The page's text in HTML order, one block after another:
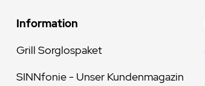
Information
Grill Sorglospaket
SINNfonie - Unser Kundenmagazin